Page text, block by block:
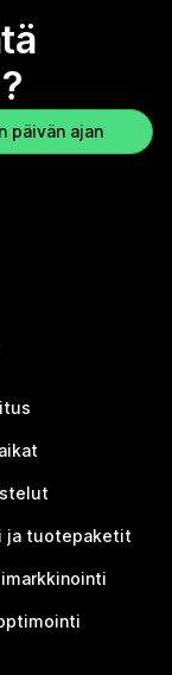
päivän ajan
ja tuotepaketit